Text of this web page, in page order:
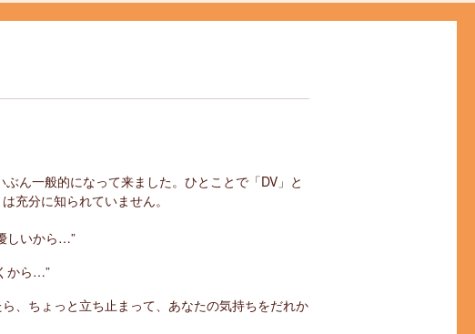
ん一般的になって来ました。ひとことで「DV」と
充分に知られていません。
しいから…”
から…”
、ちょっと立ち止まって、あなたの気持ちをだれか